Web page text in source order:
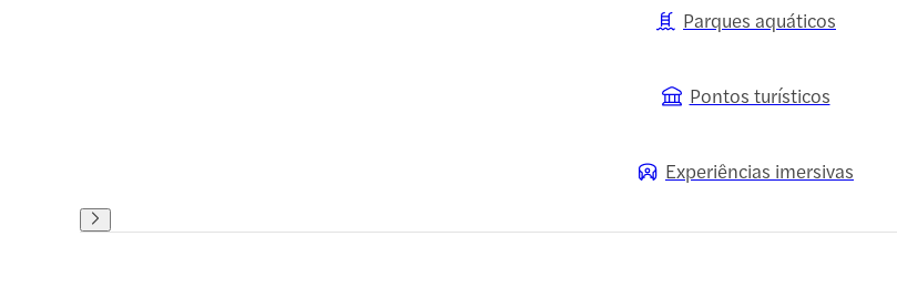
Parques aquáticos
Pontos turísticos
Experiências imersivas